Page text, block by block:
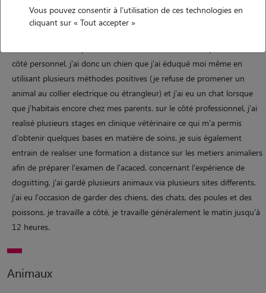
Expérience
côté personnel, j'ai donc un chien que j'ai éduqué moi même en
utilisant plusieurs méthodes positives (je refuse de promener un
animal au collier electrique ou étrangleur) et j'ai eu un chat lorsque
que j'habitais encore chez mes parents. sur le côté professionnel, j'ai
realisé plusieurs stages en clinique vétérinaire ce qui m'a permis
d'obtenir quelques bases en matière de soins. je suis également
entrain de realiser une formation a distance sur les metiers animaliers
afin de préparer l'examen de l'acaced. concernant l'expérience de
dogsitting, j'ai gardé plusieurs animaux via plusieurs sites differents.
j'ai eu l'occasion de garder des chiens, des chats, des poules et des
poissons. je travaille a côté, je travaille généralement le matin jusqu'à
12 heures.
Animaux
Vous pouvez consentir à l'utilisation de ces technologies en
cliquant sur « Tout accepter »